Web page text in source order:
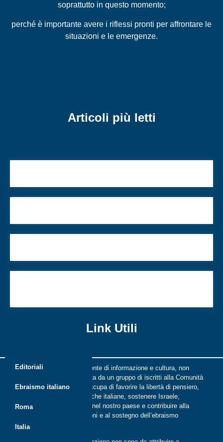
soprattutto in questo momento;
perché è importante avere i riflessi pronti per affrontare le
situazioni e le emergenze.
Articoli più letti
Link Utili
Editoriali
Ebraismo italiano
Roma
Italia
Riflessi è una rivista indipendente di informazione e cultura, non
periodica, digitale e on line nata da un gruppo di iscritti alla Comunità
ebraica di Roma. Riflessi si occupa di favorire la libertà di pensiero,
il dialogo tra le comunità ebraiche italiane, sostenere Israele,
promuovere la cultura ebraica nel nostro paese e contribuire alla
crescita delle nuove generazioni e al sostegno dell’ebraismo
italiano.